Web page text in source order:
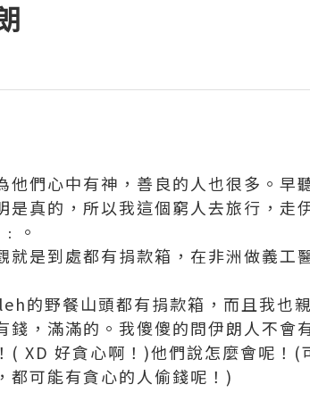
們心中有神，善良的人也很多。早
真的，所以我這個窮人去旅行，走
。
是到處都有捐款箱，在非洲做義工
的野餐山頭都有捐款箱，而且我也
，滿滿的。我傻傻的問伊朗人不會
( XD 好貪心啊！)他們說怎麼會呢！(
都可能有貪心的人偷錢呢！)